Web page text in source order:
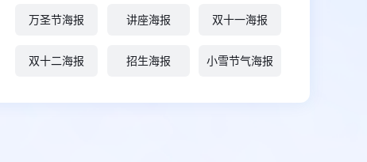
万圣节海报 讲座海报 双十一海报
双十二海报 招生海报 小雪节气海报